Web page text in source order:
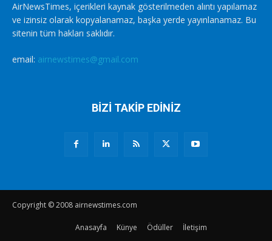
AirNewsTimes, içerikleri kaynak gösterilmeden alıntı yapılamaz
ve izinsiz olarak kopyalanamaz, başka yerde yayınlanamaz. Bu
sitenin tüm hakları saklıdır.
email: airnewstimes@gmail.com
BİZİ TAKİP EDİNİZ
Copyright © 2008 airnewstimes.com
Anasayfa Künye Ödüller İletişim